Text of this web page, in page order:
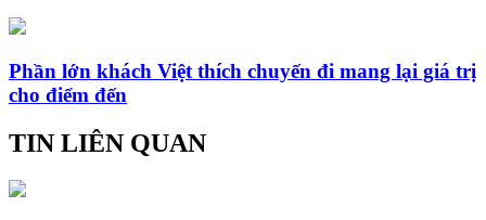
Phần lớn khách Việt thích chuyến đi mang lại giá trị
cho điểm đến
TIN LIÊN QUAN